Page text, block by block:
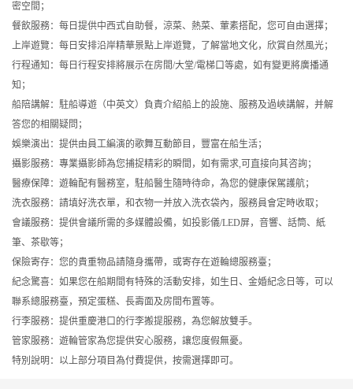
密空間；
餐飲服務：每日提供中西式自助餐，涼菜、熱菜、葷素搭配，您可自由選擇；
上岸遊覽：每日安排沿岸精華景點上岸遊覽，了解當地文化，欣賞自然風光；
行程通知：每日行程安排將展示在房間/大堂/電梯口等處，如有變更將廣播通
知；
船陪講解：駐船導遊（中英文）負責介紹船上的設施、服務及過峽講解，并解
答您的相關疑問；
娛樂演出：提供由員工編演的歌舞互動節目，豐富在船生活；
攝影服務：專業攝影師為您捕捉精彩的瞬間，如有需求,可直接向其咨詢；
醫療保障：遊輪配有醫務室，駐船醫生隨時待命，為您的健康保駕護航；
洗衣服務：請填好洗衣單，和衣物一并放入洗衣袋內，服務員會定時收取；
會議服務：提供會議所需的多媒體設備，如投影儀/LED屏，音響、話筒、紙
筆、茶歇等；
保險寄存：您的貴重物品請隨身攜帶，或寄存在遊輪總服務臺；
紀念驚喜：如果您在船期間有特殊的活動安排，如生日、金婚紀念日等，可以
聯系總服務臺，預定蛋糕、長壽面及房間布置等。
行李服務：提供重慶港口的行李搬提服務，為您解放雙手。
管家服務：遊輪管家為您提供安心服務，讓您度假無憂。
特別說明：以上部分項目為付費提供，按需選擇即可。